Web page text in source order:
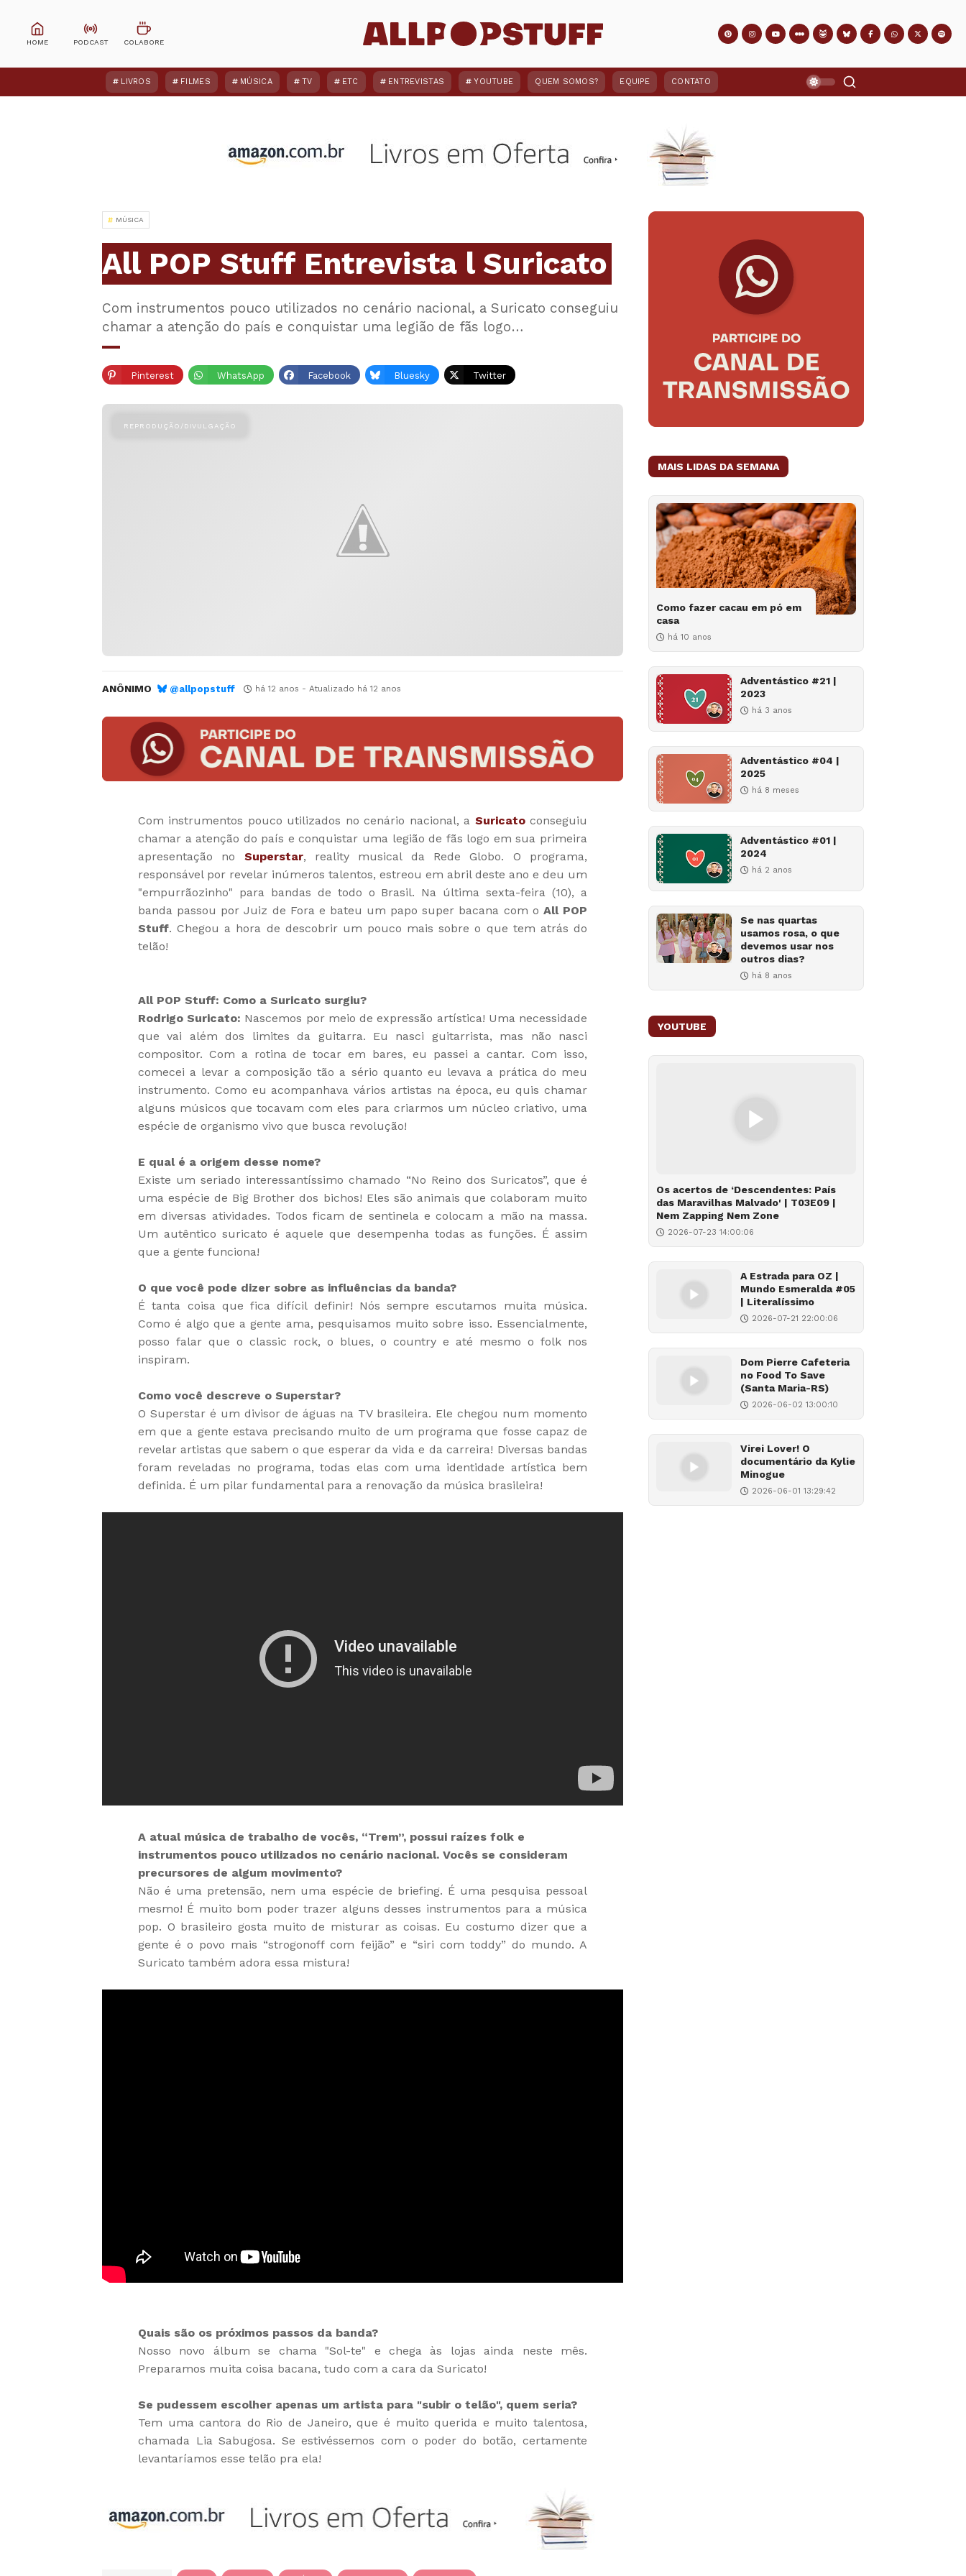
LIVROS FILMES MÚSICA TV ETC ENTREVISTAS YOUTUBE QUEM SOMOS? EQUIPE CONTATO
MÚSICA
All POP Stuff Entrevista l Suricato
Com instrumentos pouco utilizados no cenário nacional, a Suricato conseguiu
chamar a atenção do país e conquistar uma legião de fãs logo…
Pinterest WhatsApp Facebook Bluesky Twitter
ANÔNIMO @allpopstuff há 12 anos - Atualizado há 12 anos
Com instrumentos pouco utilizados no cenário nacional, a Suricatoconseguiu
chamar a atenção do país e conquistar uma legião de fãs logo em sua primeira
apresentação no Superstar, reality musical da Rede Globo. O programa,
responsável por revelar inúmeros talentos, estreou em abril deste ano e deu um
"empurrãozinho" para bandas de todo o Brasil. Na última sexta-feira (10), a
banda passou por Juiz de Fora e bateu um papo super bacana com o All POP
Stuff. Chegou a hora de descobrir um pouco mais sobre o que tem atrás do
telão!
All POP Stuff: Como a Suricato surgiu?
Rodrigo Suricato: Nascemos por meio de expressão artística! Uma necessidade
que vai além dos limites da guitarra. Eu nasci guitarrista, mas não nasci
compositor. Com a rotina de tocar em bares, eu passei a cantar. Com isso,
comecei a levar a composição tão a sério quanto eu levava a prática do meu
instrumento. Como eu acompanhava vários artistas na época, eu quis chamar
alguns músicos que tocavam com eles para criarmos um núcleo criativo, uma
espécie de organismo vivo que busca revolução!
E qual é a origem desse nome?
Existe um seriado interessantíssimo chamado “No Reino dos Suricatos”, que é
uma espécie de Big Brother dos bichos! Eles são animais que colaboram muito
em diversas atividades. Todos ficam de sentinela e colocam a mão na massa.
Um autêntico suricato é aquele que desempenha todas as funções. É assim
que a gente funciona!
O que você pode dizer sobre as influências da banda?
É tanta coisa que fica difícil definir! Nós sempre escutamos muita música.
Como é algo que a gente ama, pesquisamos muito sobre isso. Essencialmente,
posso falar que o classic rock, o blues, o country e até mesmo o folk nos
inspiram.
Como você descreve o Superstar?
O Superstar é um divisor de águas na TV brasileira. Ele chegou num momento
em que a gente estava precisando muito de um programa que fosse capaz de
revelar artistas que sabem o que esperar da vida e da carreira! Diversas bandas
foram reveladas no programa, todas elas com uma identidade artística bem
definida. É um pilar fundamental para a renovação da música brasileira!
A atual música de trabalho de vocês, “Trem”, possui raízes folk e
instrumentos pouco utilizados no cenário nacional. Vocês se consideram
precursores de algum movimento?
Não é uma pretensão, nem uma espécie de briefing. É uma pesquisa pessoal
mesmo! É muito bom poder trazer alguns desses instrumentos para a música
pop. O brasileiro gosta muito de misturar as coisas. Eu costumo dizer que a
gente é o povo mais “strogonoff com feijão” e “siri com toddy” do mundo. A
Suricato também adora essa mistura!
Quais são os próximos passos da banda?
Nosso novo álbum se chama "Sol-te" e chega às lojas ainda neste mês.
Preparamos muita coisa bacana, tudo com a cara da Suricato!
Se pudessem escolher apenas um artista para "subir o telão", quem seria?
Tem uma cantora do Rio de Janeiro, que é muito querida e muito talentosa,
chamada Lia Sabugosa. Se estivéssemos com o poder do botão, certamente
levantaríamos esse telão pra ela!
MAIS LIDAS DA SEMANA
Como fazer cacau em pó em
casa
há 10 anos
Adventástico #21 |
2023
há 3 anos
Adventástico #04 |
2025
há 8 meses
Adventástico #01 |
2024
há 2 anos
Se nas quartas
usamos rosa, o que
devemos usar nos
outros dias?
há 8 anos
YOUTUBE
Os acertos de ‘Descendentes: País
das Maravilhas Malvado' | T03E09 |
Nem Zapping Nem Zone
2026-07-23 14:00:06
A Estrada para OZ |
Mundo Esmeralda #05
| Literalíssimo
2026-07-21 22:00:06
Dom Pierre Cafeteria
no Food To Save
(Santa Maria-RS)
2026-06-02 13:00:10
Virei Lover! O
documentário da Kylie
Minogue
2026-06-01 13:29:42